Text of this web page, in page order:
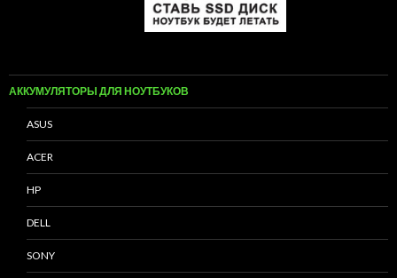
АККУМУЛЯТОРЫ ДЛЯ НОУТБУКОВ
ASUS
ACER
HP
DELL
SONY